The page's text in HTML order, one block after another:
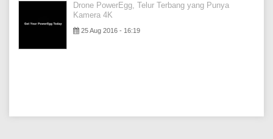
Drone PowerEgg, Telur Terbang yang Punya
Kamera 4K
25 Aug 2016 - 16:19